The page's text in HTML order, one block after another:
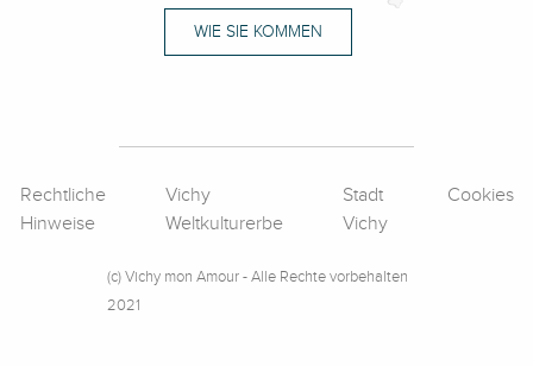
WIE SIE KOMMEN
Rechtliche
Hinweise
Vichy
Weltkulturerbe
Stadt
Vichy
Cookies
(c) Vichy mon Amour - Alle Rechte vorbehalten
2021